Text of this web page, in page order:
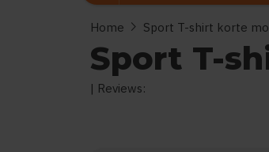
Home chevron_right Sport T-shirt korte
Sport T-
| Reviews: